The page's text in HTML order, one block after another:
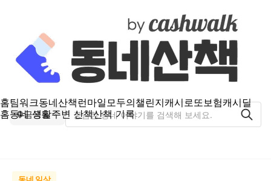
홈팀워크동네산책런마일모두의챌린지캐시로또보험캐시딜
홈동네 생활주변 산책산책 기록
금곡동